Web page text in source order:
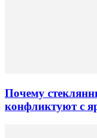
Почему
конфликтуют с